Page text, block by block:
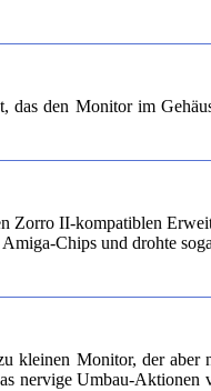
das den Monitor im
Zorro II-kompatiblen
Chips und drohte
kleinen Monitor, der
nervige Umbau-Aktionen